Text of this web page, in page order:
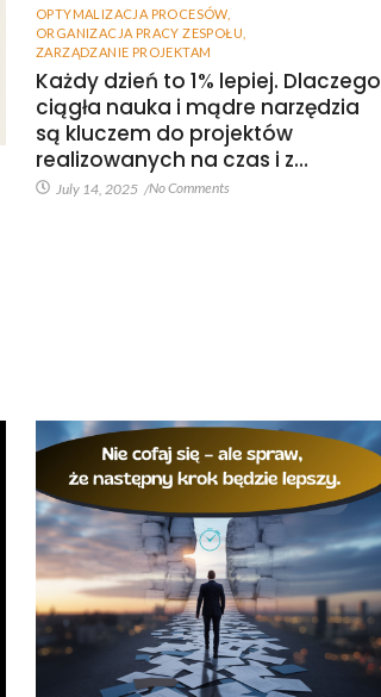
OPTYMALIZACJA PROCESÓW,
ORGANIZACJA PRACY ZESPOŁU
ZARZĄDZANIE PROJEKTAM
Każdy dzień to 1% lepiej. Dlaczego
ciągła nauka i mądre narzędzia
są kluczem do projektów
realizowanych na czas i z…
July 14, 2025 /No Comments